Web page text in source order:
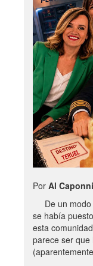
Por Al Caponni
De un modo
se había
esta
parece ser